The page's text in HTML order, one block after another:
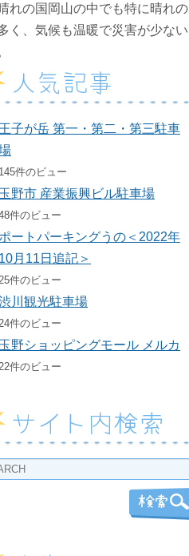
れの国岡山の中でも特に晴れの
く、気候も温暖で災害が少ない
人気記事
子が岳 第一・第二・第三駐車
件のビュー
野市 産業振興ビル駐車場
件のビュー
ートパーキングうの＜2022年
月11日追記＞
件のビュー
川観光駐車場
件のビュー
野ショッピングモール メルカ
件のビュー
サイト内検索